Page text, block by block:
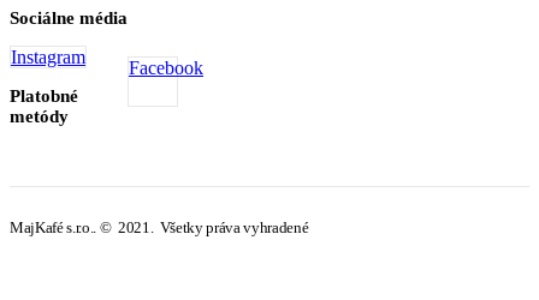
Sociálne média
Facebook
Instagram
Platobné
metódy
MajKafé s.r.o.. © 2021. Všetky práva vyhradené